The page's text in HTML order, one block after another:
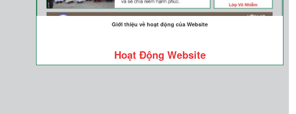
Giới thiệu về hoạt động của Website
Hoạt Động Website